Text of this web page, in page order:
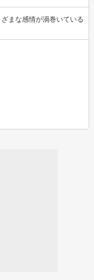
まな感情が渦巻いている